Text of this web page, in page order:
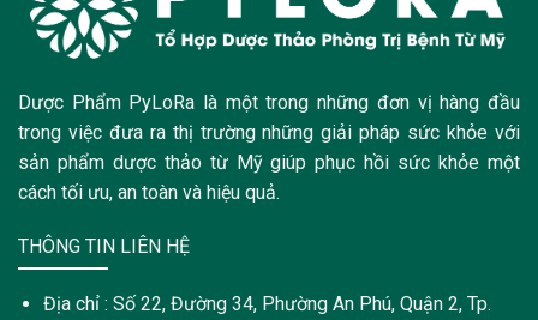
Dược Phẩm PyLoRa là một trong những đơn vị hàng đầu
trong việc đưa ra thị trường những giải pháp sức khỏe với
sản phẩm dược thảo từ Mỹ giúp phục hồi sức khỏe một
cách tối ưu, an toàn và hiệu quả.
THÔNG TIN LIÊN HỆ
Địa chỉ : Số 22, Đường 34, Phường An Phú, Quận 2, Tp.